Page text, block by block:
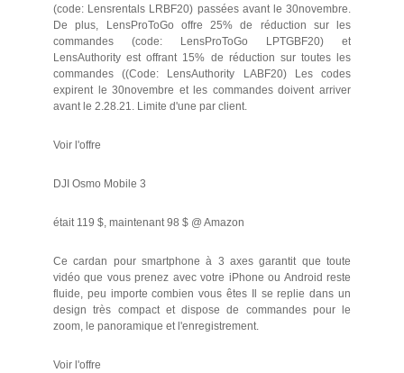
(code: Lensrentals LRBF20) passées avant le 30novembre.
De plus, LensProToGo offre 25% de réduction sur les
commandes (code: LensProToGo LPTGBF20) et
LensAuthority est offrant 15% de réduction sur toutes les
commandes ((Code: LensAuthority LABF20) Les codes
expirent le 30novembre et les commandes doivent arriver
avant le 2.28.21. Limite d'une par client.
Voir l'offre
DJI Osmo Mobile 3
était 119 $, maintenant 98 $ @ Amazon
Ce cardan pour smartphone à 3 axes garantit que toute
vidéo que vous prenez avec votre iPhone ou Android reste
fluide, peu importe combien vous êtes Il se replie dans un
design très compact et dispose de commandes pour le
zoom, le panoramique et l'enregistrement.
Voir l'offre